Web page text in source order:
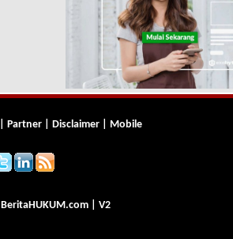
Partner| Disclaimer| Mobile
BeritaHUKUM.com| V2